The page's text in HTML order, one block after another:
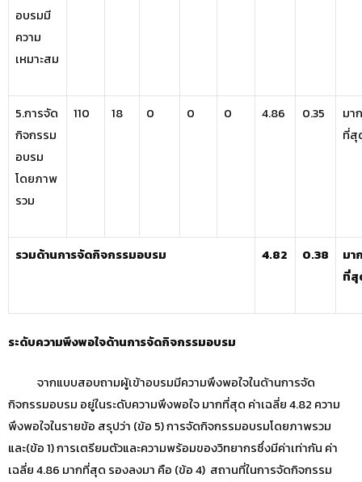
อบรมมี
ความ
เหมาะสม
5.การจัด
กิจกรรม
อบรม
โดยภาพ
รวม
110 18 0 0 0 4.86 0.35
มาก
ที่สุ
รวมด้านการจัดกิจกรรมอบรม 4.82 0.38
มา
ที่สุ
ระดับความพึงพอใจด้านการจัดกิจกรรมอบรม
จากแบบสอบถามผู้เข้าอบรมมีความพึงพอใจในด้านการจัด
กิจกรรมอบรม อยู่ในระดับความพึงพอใจ มากที่สุด ค่าเฉลี่ย 4.82 ความ
พึงพอใจในรายข้อ สรุปว่า (ข้อ 5) การจัดกิจกรรมอบรมโดยภาพรวม
และ(ข้อ 1) การเตรียมตัวและความพร้อมของวิทยากรซึ่งมีค่าเท่ากัน ค่า
เฉลี่ย 4.86 มากที่สุด รองลงมา คือ (ข้อ 4) สถานที่ในการจัดกิจกรรม